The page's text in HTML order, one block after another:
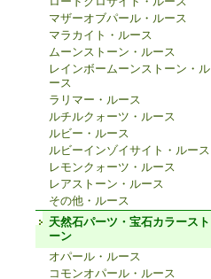
マザーオブパール・ルース
マラカイト・ルース
ムーンストーン・ルース
レインボームーンストーン・ル
ース
ラリマー・ルース
ルチルクォーツ・ルース
ルビー・ルース
ルビーインゾイサイト・ルース
レモンクォーツ・ルース
レアストーン・ルース
その他・ルース
天然石パーツ・宝石カラースト
ーン
オパール・ルース
コモンオパール・ルース